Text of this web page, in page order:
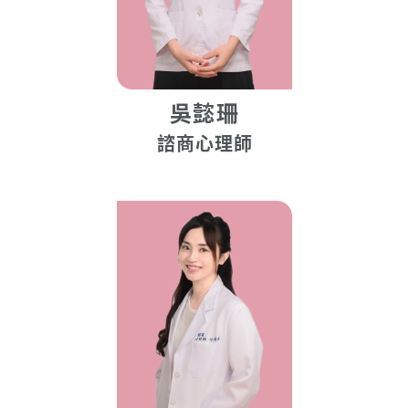
吳懿珊
諮商心理師